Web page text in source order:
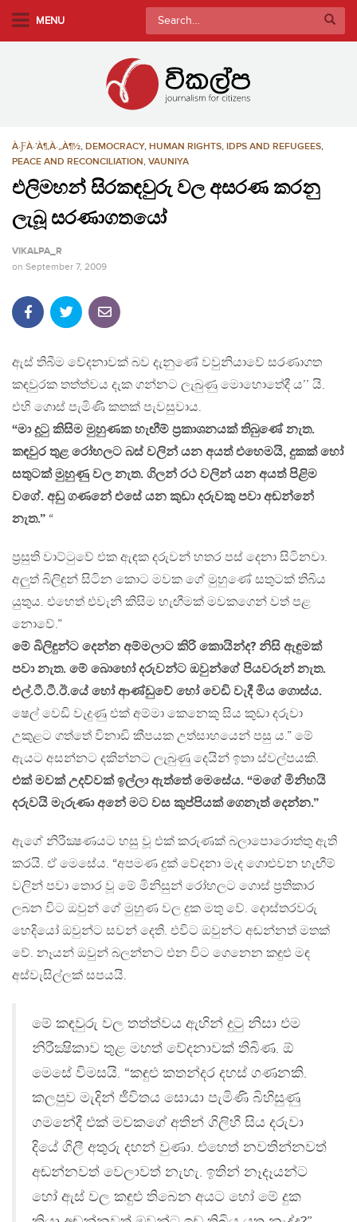
MENU
Search
for:
À·ƑÀ·’À¶‚À·„À¶½, DEMOCRACY, HUMAN RIGHTS, IDPS AND REFUGEES,
PEACE AND RECONCILIATION, VAUNIYA
එලිමහන් සිරකඳවුරු වල අසරණ කරනු
ලැබූ සරණාගතයෝ
VIKALPA_R
on September 7, 2009
ඇස් තිබීම වේදනාවක් බව දැනුණේ වවුනියාවේ සරණාගත
කඳවුරක තත්ත්වය දැක ගන්නට ලැබුණු මොහොතේදී ය’’ යි.
එහි ගොස් පැමිණි කතක් පැවසුවාය.
“මා දුටු කිසිම මුහුණක හැඟීම් ප්‍රකාශනයක් තිබුණේ නැත.
කඳවුර තුළ රෝහලට බස් වලින් යන අයත් එහෙමයි, දුකක් හෝ
සතුටක් මුහුණු වල නැත. ගිලන් රථ වලින් යන අයත් පිළිම
වගේ. අඩු ගණනේ එසේ යන කුඩා දරුවකු පවා අඬන්නේ
නැත.” “
ප්‍රසුති වාට්ටුවේ එක ඇඳක දරුවන් හතර පස් දෙනා සිටිනවා.
අලුත් බිලිඳුන් සිටින කොට මවක ගේ මුහුණේ සතුටක් තිබිය
යුතුය. එහෙත් එවැනි කිසිම හැඟීමක් මවකගෙන් වත් පළ
නොවේ.”
මේ බිලිඳුන්ට දෙන්න අම්මලාට කිරි කොයින්ද? නිසි ඇඳුමක්
පවා නැත. මේ බොහෝ දරුවන්ට ඔවුන්ගේ පියවරුන් නැත.
එල්.ටී.ටී.ඊ.යේ හෝ ආණ්ඩුවේ හෝ වෙඩි වැදී මිය ගොස්ය.
ෂෙල් වෙඩි වැදුණු එක් අම්මා කෙනෙකු සිය කුඩා දරුවා
උකුළට ගත්තේ විනාඩි කීපයක උත්සාහයෙන් පසු ය.” මේ
ඇයට අසන්නට දකින්නට ලැබුණු දෙයින් ඉතා ස්වල්පයකි.
එක් මවක් උදව්වක් ඉල්ලා ඇත්තේ මෙසේය. “මගේ මිනිහයි
දරුවයි මැරුණා අනේ මට වස කුප්පියක් ගෙනැත් දෙන්න.”
ඇගේ නිරීක්‍ෂණයට හසු වූ එක් කරුණක් බලාපොරොත්තු ඇති
කරයි. ඒ මෙසේය. “අපමණ දුක් වේදනා මැද ගොළුවන හැඟීම්
වලින් පවා තොර වූ මේ මිනිසුන් රෝහලට ගොස් ප්‍රතිකාර
ලබන විට ඔවුන් ගේ මුහුණ වල දුක මතු වේ. දොස්තරවරු
හෙදියෝ ඔවුන්ට සවන් දෙති. එවිට ඔවුන්ට අඬන්නත් මතක්
වේ. නෑයන් ඔවුන් බලන්නට එන විට ගෙනෙන කඳුළු මඳ
අස්වැසිල්ලක් සපයයි.
මේ කඳවුරු වල තත්ත්වය ඇහින් දුටු නිසා එම
නිරීක්‍ෂිකාව තුළ මහත් වේදනාවක් තිබිණ. ඕ
මෙසේ විමසයි. “කඳුළු කතන්දර දහස් ගණනකි.
කලපුව මැදින් ජීවිතය සොයා පැමිණි බිහිසුණු
ගමනේදී එක් මවකගේ අතින් ගිලිහී සිය දරුවා
දියේ ගිලී අතුරු දහන් වුණා. එහෙත් නවතින්නවත්
අඬන්නවත් වෙලාවත් නැහැ. ඉතින් නෑදෑයන්ට
හෝ ඇස් වල කඳුළු තිබෙන අයට හෝ මේ දුක